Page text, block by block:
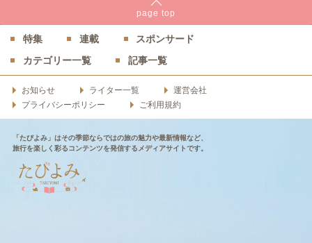
page top
特集 連載
スポンサード
カテゴリー一覧
記事一覧
お知らせ ライター一覧
運営会社
プライバシーポリシー
ご利用規約
「たびよみ」はその季節ならではの旅の魅力や最新情報など、
旅行を楽しく彩るコンテンツを発信するメディアサイトです。